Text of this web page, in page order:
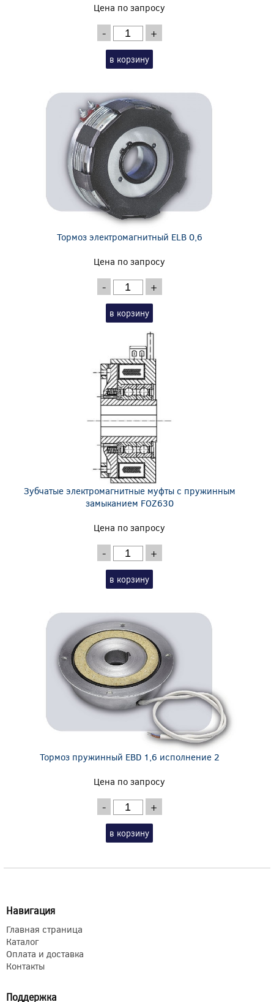
Цена по запросу
- +
в корзину
Тормоз электромагнитный ELB 0,6
Цена по запросу
- +
в корзину
Зубчатые электромагнитные муфты с пружинным
замыканием FOZ630
Цена по запросу
- +
в корзину
Тормоз пружинный EBD 1,6 исполнение 2
Цена по запросу
- +
в корзину
Навигация
Главная страница
Каталог
Оплата и доставка
Контакты
Поддержка